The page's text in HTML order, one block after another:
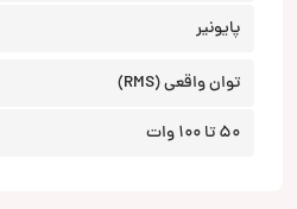
پایونیر
توان واقعی (RMS)
50 تا 100 وات